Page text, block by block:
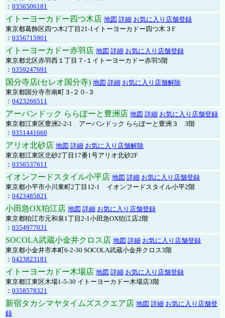
： 0356506181
イトーヨーカドー四つ木店 地図 詳細 お気に入り店舗登録
東京都葛飾区四つ木2丁目21-1イトーヨーカドー四つ木３F
： 0356715901
イトーヨーカドー赤羽店 地図 詳細 お気に入り店舗登録
東京都北区赤羽西１丁目７-１イトーヨーカドー赤羽5階
： 0359247691
国分寺店(セレオ国分寺) 地図 詳細 お気に入り店舗解除
東京都国分寺市南町３-２０-３
： 0423266511
アーバンドック ららぽーと豊洲店 地図 詳細 お気に入り店舗登録
東京都江東区豊洲2-2-1 アーバンドック ららぽーと豊洲３ 3階
： 0351441660
アリオ北砂店 地図 詳細 お気に入り店舗解除
東京都江東区北砂2丁目17番1号アリオ北砂2F
： 0356537611
イオンフードスタイル小平店 地図 詳細 お気に入り店舗登録
東京都小平市小川東町2丁目12-1 イオンフードスタイル小平2階
： 0423485821
小田急OX狛江店 地図 詳細 お気に入り店舗登録
東京都狛江市元和泉1丁目2-1小田急OX狛江店2階
： 0354977031
SOCOLA武蔵小金井クロス店 地図 詳細 お気に入り店舗登録
東京都小金井市本町6-2-30 SOCOLA武蔵小金井クロス3階
： 0423823181
イトーヨーカドー木場店 地図 詳細 お気に入り店舗登録
東京都江東区木場1-5-30 イトーヨーカドー木場店3階
： 0358578321
新宿タカシマヤタイムズスクエア店 地図 詳細 お気に入り店舗登
録